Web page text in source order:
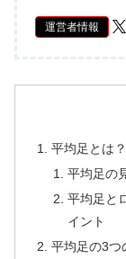
運営者情報
平均足とは
平均足の
平均足と
イント
平均足の3つ